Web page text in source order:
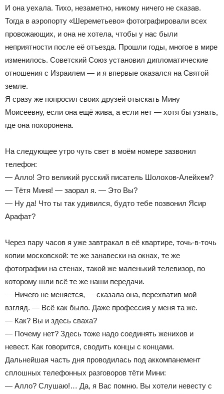
И она уехала. Тихо, незаметно, никому ничего не сказав.
Тогда в аэропорту «Шереметьево» фотографировали всех
провожающих, и она не хотела, чтобы у нас были
неприятности после её отъезда. Прошли годы, многое в мире
изменилось. Советский Союз установил дипломатические
отношения с Израилем — и я впервые оказался на Святой
земле.
Я сразу же попросил своих друзей отыскать Мину
Моисеевну, если она ещё жива, а если нет — хотя бы узнать,
где она похоронена.
На следующее утро чуть свет в моём номере зазвонил
телефон:
— Алло! Это великий русский писатель Шолохов-Алейхем?
— Тётя Миня! — заорал я. — Это Вы?
— Ну да! Что ты так удивился, будто тебе позвонил Ясир
Арафат?
Через пару часов я уже завтракал в её квартире, точь-в-точь
копии московской: те же занавески на окнах, те же
фотографии на стенах, такой же маленький телевизор, по
которому шли всё те же наши передачи.
— Ничего не меняется, — сказала она, перехватив мой
взгляд. — Всё как было. Даже профессия у меня та же.
— Как? Вы и здесь сваха?
— Почему нет? Здесь тоже надо соединять женихов и
невест. Как говорится, сводить концы с концами.
Дальнейшая часть дня проводилась под аккомпанемент
сплошных телефонных разговоров тёти Мини:
— Алло? Слушаю!… Да, я Вас помню. Вы хотели невесту с